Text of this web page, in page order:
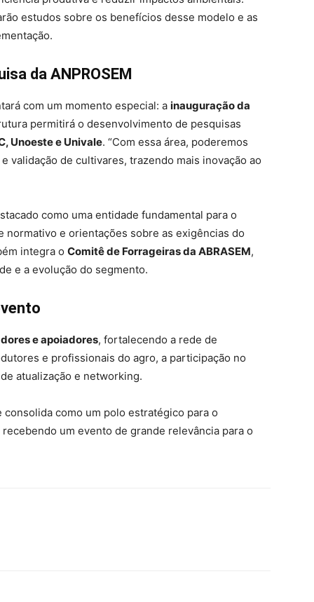
estudos sobre os benefícios desse modelo e as
da ANPROSEM
com um momento especial: a inauguração da
permitirá o desenvolvimento de pesquisas
Unoeste e Univale. “Com essa área, poderemos
validação de cultivares, trazendo mais inovação ao
como uma entidade fundamental para o
e orientações sobre as exigências do
integra o Comitê de Forrageiras da ABRASEM,
e a evolução do segmento.
e apoiadores, fortalecendo a rede de
e profissionais do agro, a participação no
atualização e networking.
como um polo estratégico para o
um evento de grande relevância para o